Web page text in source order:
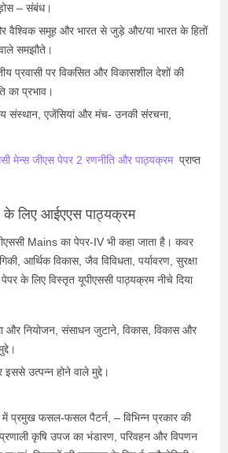
– संबंध।
और वैश्विक समूह और भारत से जुड़े और/या भारत के हितों
समझौते।
प्रवासी पर विकसित और विकासशील देशों की
का प्रभाव।
संस्थान, एजेंसियां ​​और मंच- उनकी संरचना,
मेन्स जीएस पेपर 2 रणनीति और पाठ्यक्रम प्राप्त
के लिए आईएएस पाठ्यक्रम
Mains का पेपर-IV भी कहा जाता है। कवर
आर्थिक विकास, जैव विविधता, पर्यावरण, सुरक्षा
के लिए विस्तृत यूपीएससी पाठ्यक्रम नीचे दिया
और नियोजन, संसाधन जुटाने, विकास, विकास और
उत्पन्न होने वाले मुद्दे।
में प्रमुख फसल-फसल पैटर्न, – विभिन्न प्रकार की
कृषि उपज का भंडारण, परिवहन और विपणन